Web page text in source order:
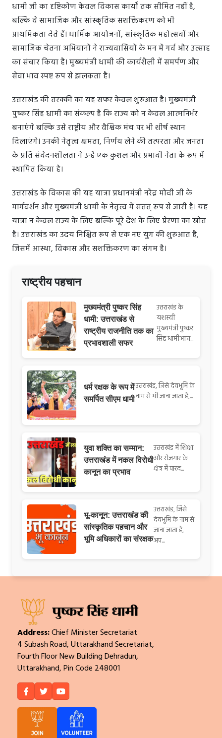
धामी जी का दृष्टिकोण केवल विकास कार्यों तक सीमित नहीं है,
बल्कि वे सामाजिक और सांस्कृतिक सशक्तिकरण को भी
प्राथमिकता देते हैं। धार्मिक आयोजनों, सांस्कृतिक महोत्सवों और
सामाजिक चेतना अभियानों ने राज्यवासियों के मन में गर्व और उत्साह
का संचार किया है। मुख्यमंत्री धामी की कार्यशैली में समर्पण और
सेवा भाव स्पष्ट रूप से झलकता है।
उत्तराखंड की तरक्की का यह सफर केवल शुरुआत है। मुख्यमंत्री
पुष्कर सिंह धामी का संकल्प है कि राज्य को न केवल आत्मनिर्भर
बनाएंगे बल्कि उसे राष्ट्रीय और वैश्विक मंच पर भी शीर्ष स्थान
दिलाएंगे। उनकी नेतृत्व क्षमता, निर्णय लेने की तत्परता और जनता
के प्रति संवेदनशीलता ने उन्हें एक कुशल और प्रभावी नेता के रूप में
स्थापित किया है।
उत्तराखंड के विकास की यह यात्रा प्रधानमंत्री नरेंद्र मोदी जी के
मार्गदर्शन और मुख्यमंत्री धामी के नेतृत्व में सतत् रूप से जारी है। यह
यात्रा न केवल राज्य के लिए बल्कि पूरे देश के लिए प्रेरणा का स्रोत
है। उत्तराखंड का उदय निश्चित रूप से एक नए युग की शुरुआत है,
जिसमें आस्था, विकास और सशक्तिकरण का संगम है।
राष्ट्रीय पहचान
मुख्यमंत्री पुष्कर सिंह
धामी: उत्तराखंड से
राष्ट्रीय राजनीति तक का
प्रभावशाली सफर
उत्तराखंड के
यशस्वी
मुख्यमंत्री पुष्कर
सिंह धामीआज...
धर्म रक्षक के रूप में
समर्पित सीएम धामी
उत्तराखंड, जिसे देवभूमि के
नाम से भी जाना जाता है,...
युवा शक्ति का सम्मान:
उत्तराखंड में नकल विरोधी
कानून का प्रभाव
उत्तराखंड में शिक्षा
और रोजगार के
क्षेत्र में पारद...
भू-कानून: उत्तराखंड की
सांस्कृतिक पहचान और
भूमि अधिकारों का संरक्षक
उत्तराखंड, जिसे
देवभूमि के नाम से
जाना जाता है,
अप...
Address:Chief Minister Secretariat
4 Subash Road, Uttarakhand Secretariat,
Fourth Floor New Building Dehradun,
Uttarakhand, Pin Code 248001